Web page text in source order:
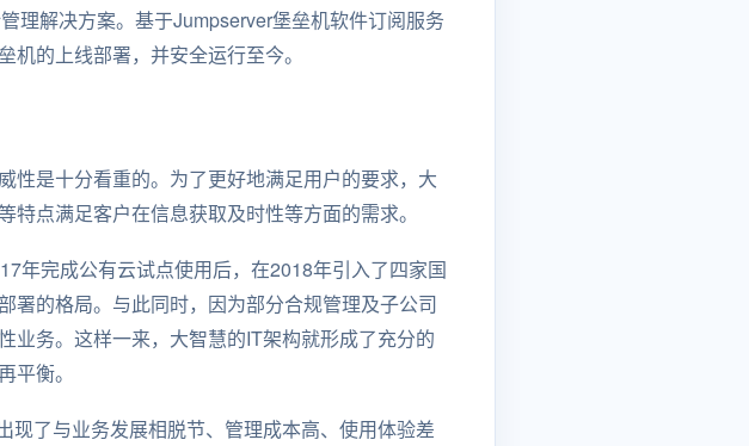
理解决方案。基于Jumpserver堡垒机软件订阅服务
的上线部署，并安全运行至今。
性是十分看重的。为了更好地满足用户的要求，大
点满足客户在信息获取及时性等方面的需求。
年完成公有云试点使用后，在2018年引入了四家国
署的格局。与此同时，因为部分合规管理及子公司
业务。这样一来，大智慧的IT架构就形成了充分的
平衡。
了与业务发展相脱节、管理成本高、使用体验差